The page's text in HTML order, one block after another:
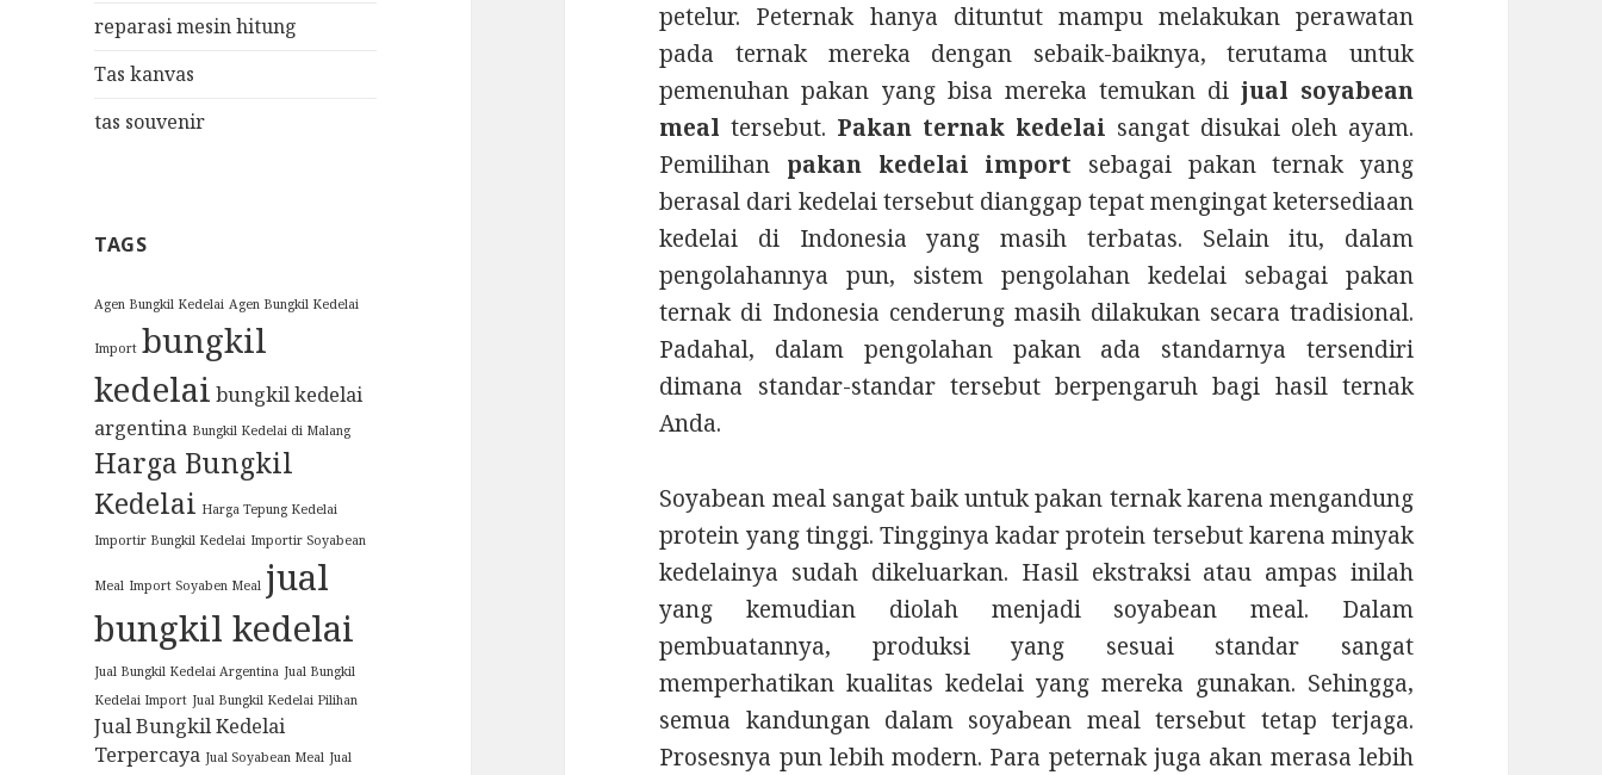
reparasi mesin hitung
Tas kanvas
tas souvenir
TAGS
Agen Bungkil Kedelai Agen Bungkil Kedelai
Import bungkil
kedelai bungkil kedelai
argentina Bungkil Kedelai di Malang
Harga Bungkil
Kedelai Harga Tepung Kedelai
Importir Bungkil Kedelai Importir Soyabean
Meal Import Soyaben Meal jual
bungkil kedelai
Jual Bungkil Kedelai Argentina Jual Bungkil
Kedelai Import Jual Bungkil Kedelai Pilihan
Jual Bungkil Kedelai
Terpercaya Jual Soyabean Meal Jual
petelur. Peternak hanya dituntut mampu melakukan perawatan
pada ternak mereka dengan sebaik-baiknya, terutama untuk
pemenuhan pakan yang bisa mereka temukan di jual soyabean
meal tersebut. Pakan ternak kedelai sangat disukai oleh ayam.
Pemilihan pakan kedelai import sebagai pakan ternak yang
berasal dari kedelai tersebut dianggap tepat mengingat ketersediaan
kedelai di Indonesia yang masih terbatas. Selain itu, dalam
pengolahannya pun, sistem pengolahan kedelai sebagai pakan
ternak di Indonesia cenderung masih dilakukan secara tradisional.
Padahal, dalam pengolahan pakan ada standarnya tersendiri
dimana standar-standar tersebut berpengaruh bagi hasil ternak
Anda.
Soyabean meal sangat baik untuk pakan ternak karena mengandung
protein yang tinggi. Tingginya kadar protein tersebut karena minyak
kedelainya sudah dikeluarkan. Hasil ekstraksi atau ampas inilah
yang kemudian diolah menjadi soyabean meal. Dalam
pembuatannya, produksi yang sesuai standar sangat
memperhatikan kualitas kedelai yang mereka gunakan. Sehingga,
semua kandungan dalam soyabean meal tersebut tetap terjaga.
Prosesnya pun lebih modern. Para peternak juga akan merasa lebih